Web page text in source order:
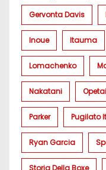
Gervonta Davis
Inoue Itauma
Lomachenko
Nakatani
Parker Pugilato
Ryan Garcia
Storia Della Boxe